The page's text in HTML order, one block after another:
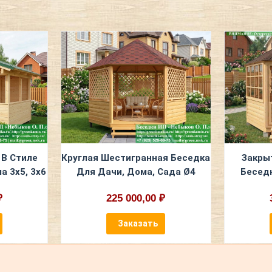
Стиле
3х5, 3х6
Круглая Шестигранная Беседка
Для Дачи, Дома, Сада Ø4
225 000,00 ₽
Заказать